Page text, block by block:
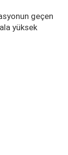
geçen
yüksek